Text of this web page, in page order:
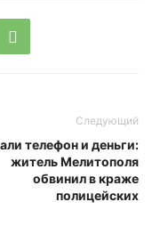
Следующий
телефон и деньги:
житель Мелитополя
обвинил в краже
полицейских